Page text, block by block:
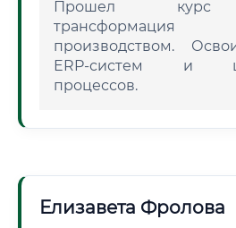
Прошел курс
трансформация
производством.
ERP-систем и
процессов.
Елизавета Фролова